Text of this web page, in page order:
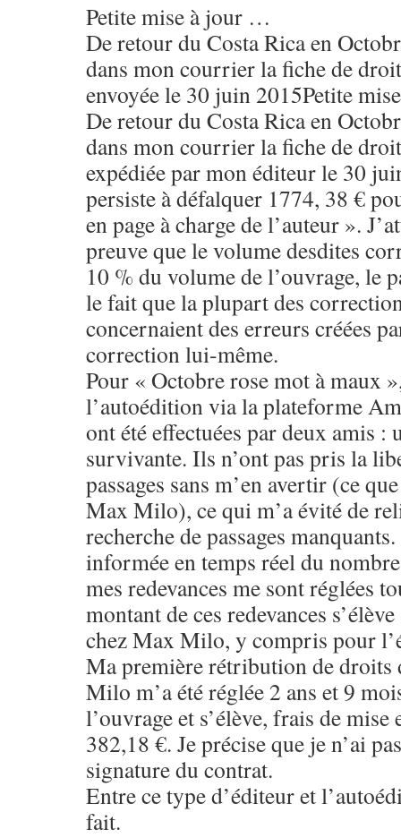
Petite mise à jour …
De retour du Costa Rica en
dans mon courrier la fiche de
envoyée le 30 juin 2015Petite
De retour du Costa Rica en
dans mon courrier la fiche de
expédiée par mon éditeur le 30
persiste à défalquer 1774, 38 €
en page à charge de l’auteur ».
preuve que le volume desdites
10 % du volume de l’ouvrage, le
le fait que la plupart des
concernaient des erreurs créées
correction lui-même.
Pour « Octobre rose mot à maux
l’autoédition via la plateforme
ont été effectuées par deux amis :
survivante. Ils n’ont pas pris la
passages sans m’en avertir (ce
Max Milo), ce qui m’a évité de
recherche de passages
informée en temps réel du
mes redevances me sont réglées
montant de ces redevances
chez Max Milo, y compris pour
Ma première rétribution de droits
Milo m’a été réglée 2 ans et 9
l’ouvrage et s’élève, frais de
382,18 €. Je précise que je n’ai
signature du contrat.
Entre ce type d’éditeur et
fait.